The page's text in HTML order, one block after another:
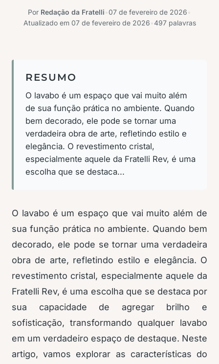
Por Redação da Fratelli 07 de fevereiro de 2026
Atualizado em 07 de fevereiro de 2026 497 palavras
RESUMO
O lavabo é um espaço que vai muito além
de sua função prática no ambiente. Quando
bem decorado, ele pode se tornar uma
verdadeira obra de arte, refletindo estilo e
elegância. O revestimento cristal,
especialmente aquele da Fratelli Rev, é uma
escolha que se destaca...
O lavabo é um espaço que vai muito além de
sua função prática no ambiente. Quando bem
decorado, ele pode se tornar uma verdadeira
obra de arte, refletindo estilo e elegância. O
revestimento cristal, especialmente aquele da
Fratelli Rev, é uma escolha que se destaca por
sua capacidade de agregar brilho e
sofisticação, transformando qualquer lavabo
em um verdadeiro espaço de destaque. Neste
artigo, vamos explorar as características do